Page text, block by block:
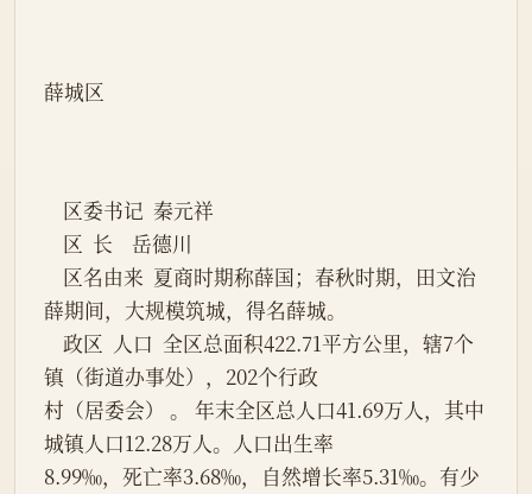
薛城区
    区委书记  秦元祥
    区  长    岳德川
薛期间，大规模筑城，得名薛城。
镇（街道办事处），202个行政
村（居委会） 。 年末全区总人口41.69万人，其中
城镇人口12.28万人。人口出生率
8.99‰，死亡率3.68‰，自然增长率5.31‰。有少